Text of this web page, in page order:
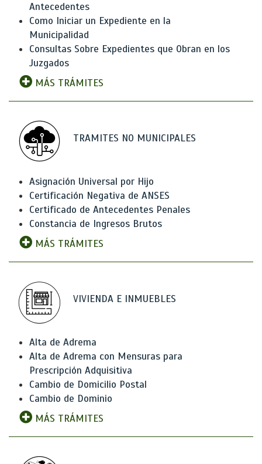
Antecedentes
Como Iniciar un Expediente en la
Municipalidad
Consultas Sobre Expedientes que Obran en los
Juzgados
MÁS TRÁMITES
TRAMITES NO MUNICIPALES
Asignación Universal por Hijo
Certificación Negativa de ANSES
Certificado de Antecedentes Penales
Constancia de Ingresos Brutos
MÁS TRÁMITES
VIVIENDA E INMUEBLES
Alta de Adrema
Alta de Adrema con Mensuras para
Prescripción Adquisitiva
Cambio de Domicilio Postal
Cambio de Dominio
MÁS TRÁMITES